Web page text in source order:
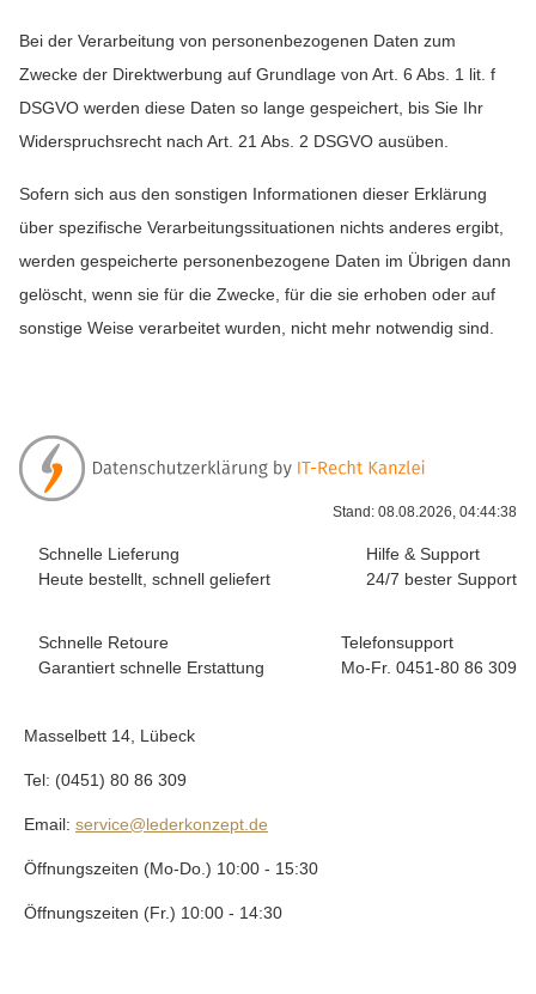
Bei der Verarbeitung von personenbezogenen Daten zum
Zwecke der Direktwerbung auf Grundlage von Art. 6 Abs. 1 lit. f
DSGVO werden diese Daten so lange gespeichert, bis Sie Ihr
Widerspruchsrecht nach Art. 21 Abs. 2 DSGVO ausüben.
Sofern sich aus den sonstigen Informationen dieser Erklärung
über spezifische Verarbeitungssituationen nichts anderes ergibt,
werden gespeicherte personenbezogene Daten im Übrigen dann
gelöscht, wenn sie für die Zwecke, für die sie erhoben oder auf
sonstige Weise verarbeitet wurden, nicht mehr notwendig sind.
Stand: 08.08.2026, 04:44:38
Schnelle Lieferung
Heute bestellt, schnell geliefert
Hilfe & Support
24/7 bester Support
Schnelle Retoure
Garantiert schnelle Erstattung
Telefonsupport
Mo-Fr. 0451-80 86 309
Masselbett 14, Lübeck
Tel: (0451) 80 86 309
Email: service@lederkonzept.de
Öffnungszeiten (Mo-Do.) 10:00 - 15:30
Öffnungszeiten (Fr.) 10:00 - 14:30